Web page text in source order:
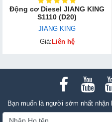
Động cơ Diesel JIANG KING
S1110 (D20)
JIANG KING
Giá: Liên hệ
Bạn muốn là người sớm nhất nhận